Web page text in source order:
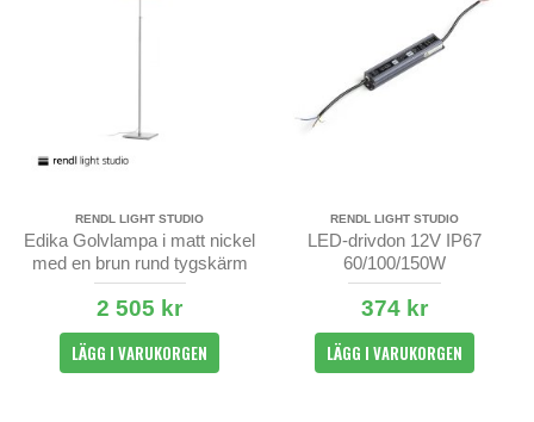
RENDL LIGHT STUDIO
Edika Golvlampa i matt nickel
med en brun rund tygskärm
2 505 kr
LÄGG I VARUKORGEN
RENDL LIGHT STUDIO
LED-drivdon 12V IP67
60/100/150W
374 kr
LÄGG I VARUKORGEN